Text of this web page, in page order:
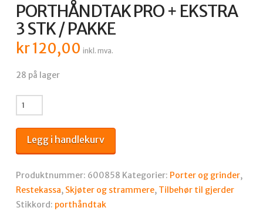
PORTHÅNDTAK PRO + EKSTRA
3 STK / PAKKE
kr120,00 inkl. mva.
28 på lager
PORTHÅNDTAK
PRO
+
EKSTRA
STK
/
PAKKE
Legg i handlekurv
Produktnummer: 600858 Kategorier: Porter og grinder,
Restekassa, Skjøter og strammere, Tilbehør til gjerder
Stikkord: porthåndtak